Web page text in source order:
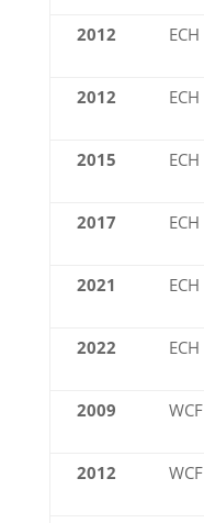
2012
ECH
2012
ECH
2015
ECH
2017
ECH
2021
ECH
2022
ECH
2009
WCF
2012
WCF